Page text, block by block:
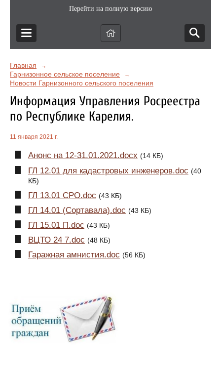
Перейти на полную версию
Главная →
Гарнизонное сельское поселение →
Новости Гарнизонного сельского поселения
Информация Управления Росреестра
по Республике Карелия.
11 января 2021 г.
Анонс на 12-31.01.2021.docx (14 КБ)
ГЛ 12.01 для кадастровых инженеров.doc (40
КБ)
ГЛ 13.01 СРО.doc (43 КБ)
ГЛ 14.01 (Сортавала).doc (43 КБ)
ГЛ 15.01 П.doc (43 КБ)
ВЦТО 24 7.doc (48 КБ)
Гаражная амнистия.doc (56 КБ)